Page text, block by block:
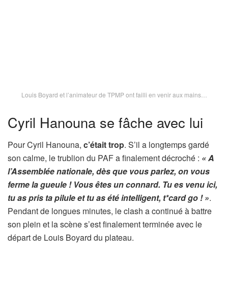
Louis Boyard et l’animateur de TPMP ont failli en venir aux mains…
Cyril Hanouna se fâche avec lui
Pour Cyril Hanouna, c’était trop. S’il a longtemps gardé
son calme, le trublion du PAF a finalement décroché : « A
l’Assemblée nationale, dès que vous parlez, on vous
ferme la gueule ! Vous êtes un connard. Tu es venu ici,
tu as pris ta pilule et tu as été intelligent, t*card go ! ».
Pendant de longues minutes, le clash a continué à battre
son plein et la scène s’est finalement terminée avec le
départ de Louis Boyard du plateau.